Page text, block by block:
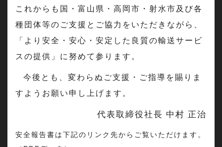
これからも国・富山県・高岡市・射水市及び各
種団体等のご支援とご協力をいただきながら、
「より安全・安心・安定した良質の輸送サービ
スの提供」に努めて参ります。
今後とも、変わらぬご支援・ご指導を賜りま
すようお願い申し上げます。
代表取締役社長 中村 正治
安全報告書は下記のリンク先からご覧いただけます。